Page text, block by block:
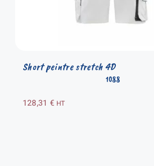
1088
Short peintre stretch 4D
128,31 € HT